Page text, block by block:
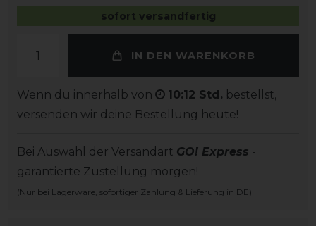
sofort versandfertig
IN DEN WARENKORB
Wenn du innerhalb von 10:12 Std. bestellst,
versenden wir deine Bestellung heute!
Bei Auswahl der Versandart GO! Express -
garantierte Zustellung morgen!
(Nur bei Lagerware, sofortiger Zahlung & Lieferung in DE)